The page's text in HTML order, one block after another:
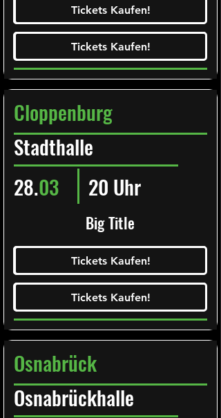
Tickets Kaufen!
Ticketalarm abonieren!
Tickets Kaufen!
Tickets Kaufen!
Tickets Kaufen!
Cloppenburg
Stadthalle
Big Title
28.03 20 Uhr
Tickets Kaufen!
Ticketalarm abonieren!
Tickets Kaufen!
Tickets Kaufen!
Tickets Kaufen!
Osnabrück
Osnabrückhalle